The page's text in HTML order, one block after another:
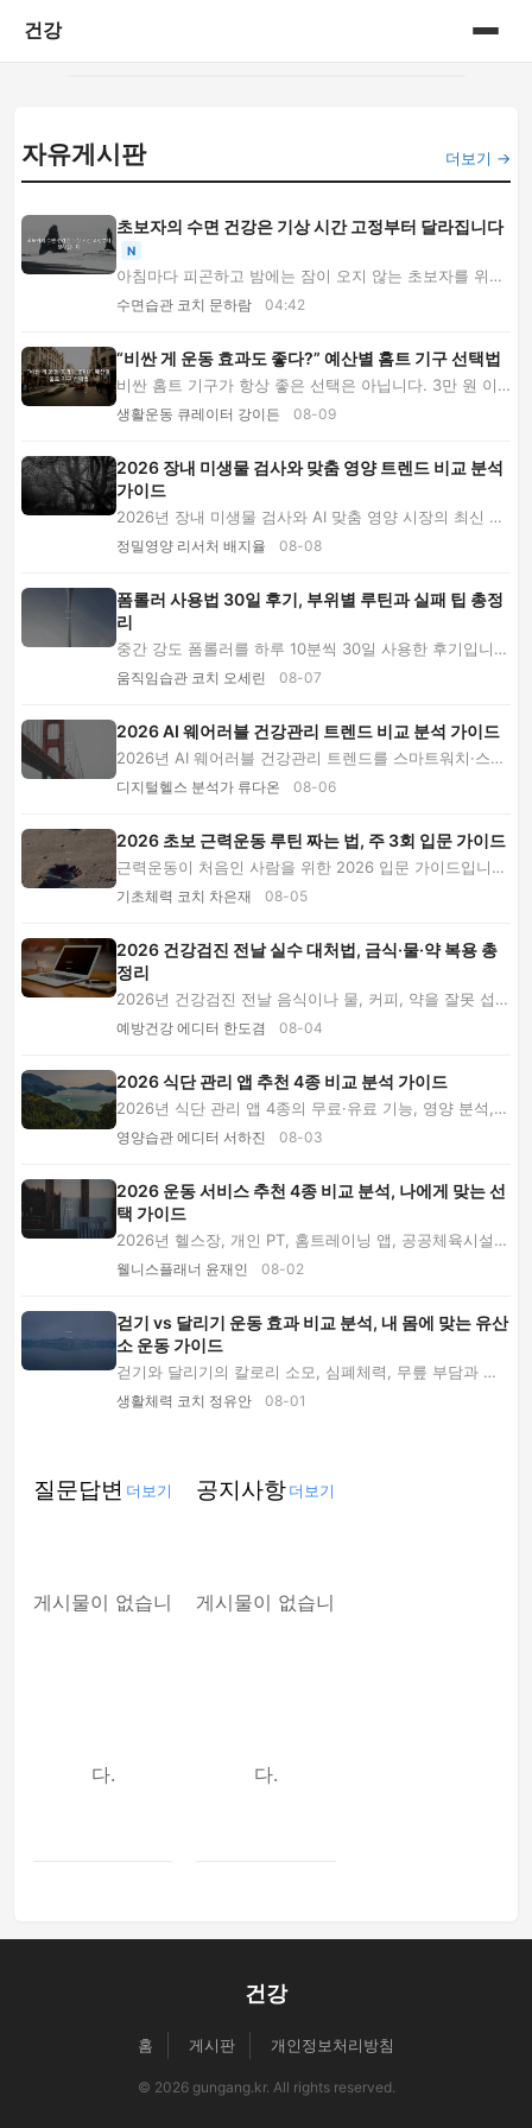
건강
게시판
자유게시판
초보자의 수면 건강은 기상 시간 고정부터 달라집니다
N
아침마다 피곤하고 밤에는 잠이 오지 않는 초보자를 위해
기상 시간, 아침 빛, 운동, 카페인, 저녁 루틴...
수면습관 코치 문하람 04:42
“비싼 게 운동 효과도 좋다?” 예산별 홈트 기구 선택법
비싼 홈트 기구가 항상 좋은 선택은 아닙니다. 3만 원 이
하부터 30만 원대까지 예산별 추천 구성과 가성...
생활운동 큐레이터 강이든 08-09
2026 장내 미생물 검사와 맞춤 영양 트렌드 비교 분석
가이드
2026년 장내 미생물 검사와 AI 맞춤 영양 시장의 최신 변
화를 분석합니다. 검사 방식·가격대·근거 수준·...
정밀영양 리서처 배지율 08-08
폼롤러 사용법 30일 후기, 부위별 루틴과 실패 팁 총정
리
중간 강도 폼롤러를 하루 10분씩 30일 사용한 후기입니
다. 종아리·허벅지·등 부위별 루틴과 제품 선택법...
움직임습관 코치 오세린 08-07
2026 AI 웨어러블 건강관리 트렌드 비교 분석 가이드
2026년 AI 웨어러블 건강관리 트렌드를 스마트워치·스마
트링·CGM별로 비교합니다. 비용과 장단점, 의료...
디지털헬스 분석가 류다온 08-06
2026 초보 근력운동 루틴 짜는 법, 주 3회 입문 가이드
근력운동이 처음인 사람을 위한 2026 입문 가이드입니
다. 주 3회 전신 루틴부터 무게 선택, 점진적 과부...
기초체력 코치 차은재 08-05
2026 건강검진 전날 실수 대처법, 금식·물·약 복용 총
정리
2026년 건강검진 전날 음식이나 물, 커피, 약을 잘못 섭취
했을 때의 대처법을 검사별로 안내합니다. 금...
예방건강 에디터 한도겸 08-04
2026 식단 관리 앱 추천 4종 비교 분석 가이드
2026년 식단 관리 앱 4종의 무료·유료 기능, 영양 분석,
기기 연동, 장단점을 비교합니다. 삼성 헬스부...
영양습관 에디터 서하진 08-03
2026 운동 서비스 추천 4종 비교 분석, 나에게 맞는 선
택 가이드
2026년 헬스장, 개인 PT, 홈트레이닝 앱, 공공체육시설의
가격대와 장단점을 비교합니다. 운동 초보자부...
웰니스플래너 윤재인 08-02
걷기 vs 달리기 운동 효과 비교 분석, 내 몸에 맞는 유산
소 운동 가이드
걷기와 달리기의 칼로리 소모, 심폐체력, 무릎 부담과 부
상 위험을 비교합니다. 운동 초보자부터 체중 ...
생활체력 코치 정유안 08-01
더보기 →
질문답변
게시물이 없습니
다.
더보기 공지사항
게시물이 없습니
다.
더보기
건강
홈 게시판 개인정보처리방침
© 2026 gungang.kr. All rights reserved.